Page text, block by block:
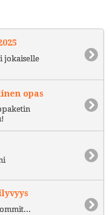
jokaiselle
opas